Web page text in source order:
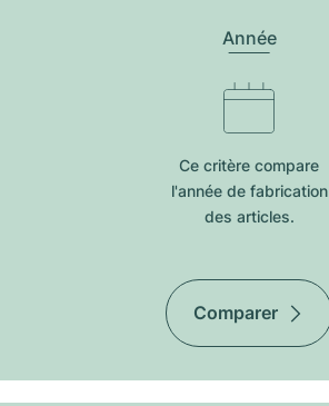
Année
Ce critère compare
l'année de fabrication
des articles.
Comparer